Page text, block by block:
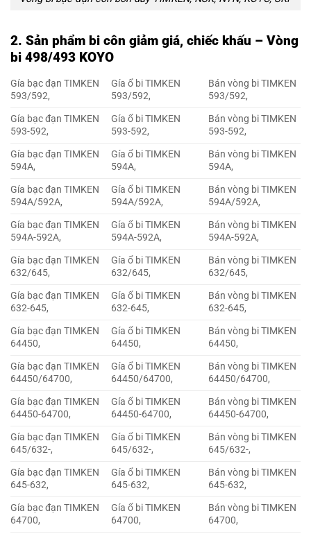
2. Sản phẩm bi côn giảm giá, chiếc khấu – Vòng
bi 498/493 KOYO
Gía bạc đạn TIMKEN
593/592,
Gía ổ bi TIMKEN
593/592,
Bán vòng bi TIMKEN
593/592,
Gía bạc đạn TIMKEN
593-592,
Gía ổ bi TIMKEN
593-592,
Bán vòng bi TIMKEN
593-592,
Gía bạc đạn TIMKEN
594A,
Gía ổ bi TIMKEN
594A,
Bán vòng bi TIMKEN
594A,
Gía bạc đạn TIMKEN
594A/592A,
Gía ổ bi TIMKEN
594A/592A,
Bán vòng bi TIMKEN
594A/592A,
Gía bạc đạn TIMKEN
594A-592A,
Gía ổ bi TIMKEN
594A-592A,
Bán vòng bi TIMKEN
594A-592A,
Gía bạc đạn TIMKEN
632/645,
Gía ổ bi TIMKEN
632/645,
Bán vòng bi TIMKEN
632/645,
Gía bạc đạn TIMKEN
632-645,
Gía ổ bi TIMKEN
632-645,
Bán vòng bi TIMKEN
632-645,
Gía bạc đạn TIMKEN
64450,
Gía ổ bi TIMKEN
64450,
Bán vòng bi TIMKEN
64450,
Gía bạc đạn TIMKEN
64450/64700,
Gía ổ bi TIMKEN
64450/64700,
Bán vòng bi TIMKEN
64450/64700,
Gía bạc đạn TIMKEN
64450-64700,
Gía ổ bi TIMKEN
64450-64700,
Bán vòng bi TIMKEN
64450-64700,
Gía bạc đạn TIMKEN
645/632-,
Gía ổ bi TIMKEN
645/632-,
Bán vòng bi TIMKEN
645/632-,
Gía bạc đạn TIMKEN
645-632,
Gía ổ bi TIMKEN
645-632,
Bán vòng bi TIMKEN
645-632,
Gía bạc đạn TIMKEN
64700,
Gía ổ bi TIMKEN
64700,
Bán vòng bi TIMKEN
64700,